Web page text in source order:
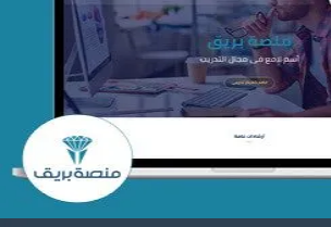
تصميم منصة بريق
التفاصيل